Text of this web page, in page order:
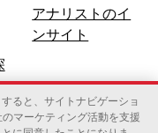
アナリストのイ
ンサイト
ると、サイトナビゲーショ
マーケティング活動を支援